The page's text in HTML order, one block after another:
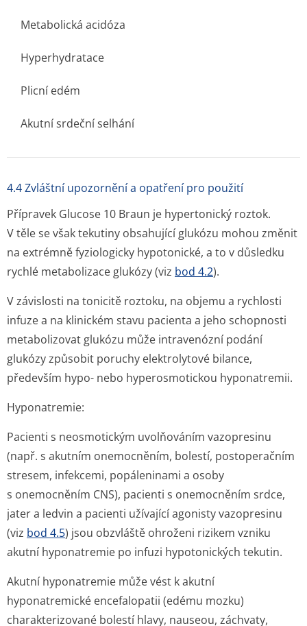
Metabolická acidóza
Hyperhydratace
Plicní edém
Akutní srdeční selhání
4.4 Zvláštní upozornění a opatření pro použití
Přípravek Glucose 10 Braun je hypertonický roztok.
V těle se však tekutiny obsahující glukózu mohou změnit
na extrémně fyziologicky hypotonické, a to v důsledku
rychlé metabolizace glukózy (viz bod 4.2).
V závislosti na tonicitě roztoku, na objemu a rychlosti
infuze a na klinickém stavu pacienta a jeho schopnosti
metabolizovat glukózu může intravenózní podání
glukózy způsobit poruchy elektrolytové bilance,
především hypo- nebo hyperosmotickou hyponatremii.
Hyponatremie:
Pacienti s neosmotickým uvolňováním vazopresinu
(např. s akutním onemocněním, bolestí, postoperačním
stresem, infekcemi, popáleninami a osoby
s onemocněním CNS), pacienti s onemocněním srdce,
jater a ledvin a pacienti užívající agonisty vazopresinu
(viz bod 4.5) jsou obzvláště ohroženi rizikem vzniku
akutní hyponatremie po infuzi hypotonických tekutin.
Akutní hyponatremie může vést k akutní
hyponatremické encefalopatii (edému mozku)
charakterizované bolestí hlavy, nauseou, záchvaty,